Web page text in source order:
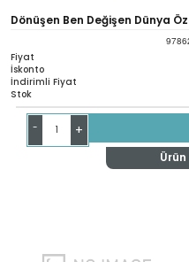
Dönüşen Ben Değişen Dünya
Dönüşen Ebevenler
Fiyat
İskonto
İndirimli Fiyat
Stok
- +
Ürün